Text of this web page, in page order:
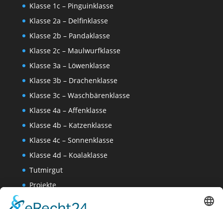
Klasse 1c – Pinguinklasse
Klasse 2a – Delfinklasse
Klasse 2b – Pandaklasse
Klasse 2c – Maulwurfklasse
Klasse 3a – Löwenklasse
Klasse 3b – Drachenklasse
Klasse 3c – Waschbärenklasse
Klasse 4a – Affenklasse
Klasse 4b – Katzenklasse
Klasse 4c – Sonnenklasse
Klasse 4d – Koalaklasse
Tutmirgut
Projekte